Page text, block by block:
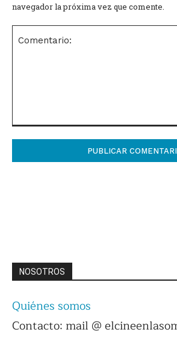
Comentario:
navegador la próxima vez que comente.
NOSOTROS
Quiénes somos
Contacto: mail @